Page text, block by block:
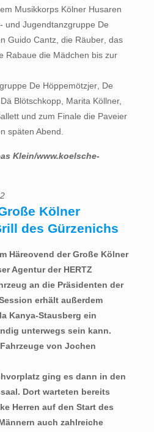
Musikkorps Kölner Husaren
und Jugendtanzgruppe De
Guido Cantz, die Räuber, das
die Mädchen bis zur
De Höppemötzjer, De
Blötschkopp, Marita Köllner,
und zum Finale die Paveier
späten Abend.
Klein/www.koelsche-
Kölner
des Gürzenichs
Häreovend der Große Kölner
Agentur der HERTZ
an die Präsidenten der
erhält außerdem
Kanya-Stausberg ein
unterwegs sein kann.
von Jochen
ging es dann in den
Dort warteten bereits
Herren auf den Start des
auch zahlreiche